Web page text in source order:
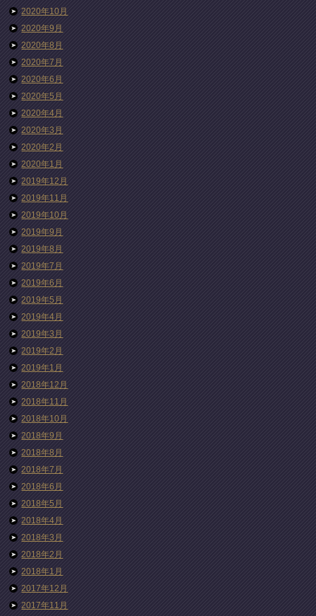
2020年10月
2020年9月
2020年8月
2020年7月
2020年6月
2020年5月
2020年4月
2020年3月
2020年2月
2020年1月
2019年12月
2019年11月
2019年10月
2019年9月
2019年8月
2019年7月
2019年6月
2019年5月
2019年4月
2019年3月
2019年2月
2019年1月
2018年12月
2018年11月
2018年10月
2018年9月
2018年8月
2018年7月
2018年6月
2018年5月
2018年4月
2018年3月
2018年2月
2018年1月
2017年12月
2017年11月